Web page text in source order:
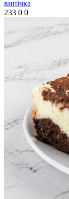
випічка
233 0 0